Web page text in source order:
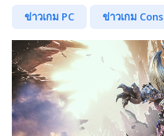
ข่าวเกม PC ข่าวเกม